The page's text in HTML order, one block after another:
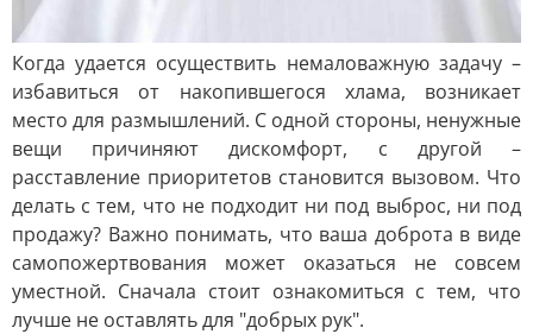
Когда удается осуществить немаловажную задачу –
избавиться от накопившегося хлама, возникает
место для размышлений. С одной стороны, ненужные
вещи причиняют дискомфорт, с другой –
расставление приоритетов становится вызовом. Что
делать с тем, что не подходит ни под выброс, ни под
продажу? Важно понимать, что ваша доброта в виде
самопожертвования может оказаться не совсем
уместной. Сначала стоит ознакомиться с тем, что
лучше не оставлять для "добрых рук".